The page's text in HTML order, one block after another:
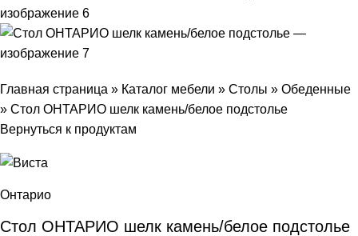
Главная страница » Каталог мебели » Столы » Обеденные
» Стол ОНТАРИО шелк камень/белое подстолье
Вернуться к продуктам
Онтарио
Стол ОНТАРИО шелк камень/белое подстолье